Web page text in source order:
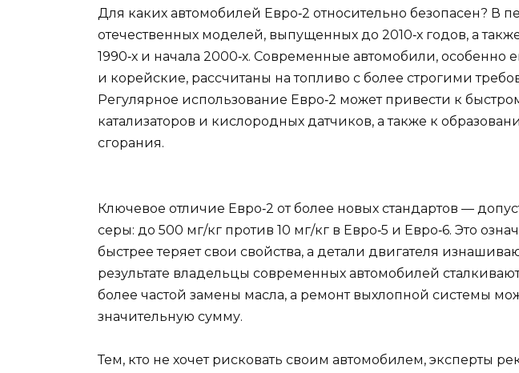
Для каких автомобилей Евро‑2 относительно безопасен? В
отечественных моделей, выпущенных до 2010‑х годов, а
1990‑х и начала 2000‑х. Современные автомобили, особенно
и корейские, рассчитаны на топливо с более строгими
Регулярное использование Евро‑2 может привести к
катализаторов и кислородных датчиков, а также к
сгорания.
Ключевое отличие Евро‑2 от более новых стандартов —
серы: до 500 мг/кг против 10 мг/кг в Евро‑5 и Евро‑6. Это
быстрее теряет свои свойства, а детали двигателя
результате владельцы современных автомобилей
более частой замены масла, а ремонт выхлопной системы
значительную сумму.
Тем, кто не хочет рисковать своим автомобилем, эксперты